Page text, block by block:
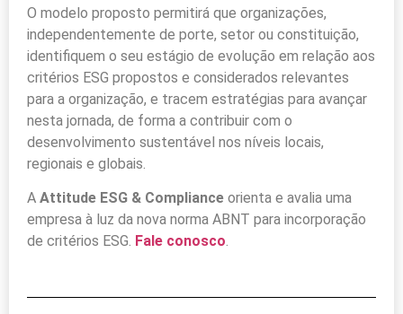
O modelo proposto permitirá que organizações,
independentemente de porte, setor ou constituição,
identifiquem o seu estágio de evolução em relação aos
critérios ESG propostos e considerados relevantes
para a organização, e tracem estratégias para avançar
nesta jornada, de forma a contribuir com o
desenvolvimento sustentável nos níveis locais,
regionais e globais.
A Attitude ESG & Compliance orienta e avalia uma
empresa à luz da nova norma ABNT para incorporação
de critérios ESG. Fale conosco.